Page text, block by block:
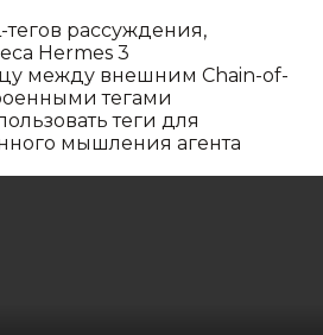
тегов рассуждения,
Hermes 3
между внешним Chain-of-
тегами
теги для
мышления агента